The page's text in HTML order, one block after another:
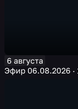
6 августа
Эфир 06.08.2026 ·